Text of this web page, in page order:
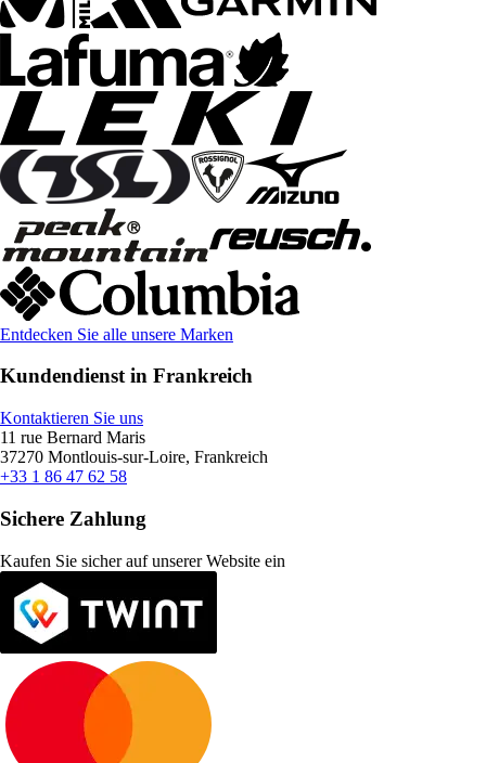
Entdecken Sie alle unsere Marken
Kundendienst in Frankreich
Kontaktieren Sie uns
11 rue Bernard Maris
37270 Montlouis-sur-Loire, Frankreich
+33 1 86 47 62 58
Sichere Zahlung
Kaufen Sie sicher auf unserer Website ein